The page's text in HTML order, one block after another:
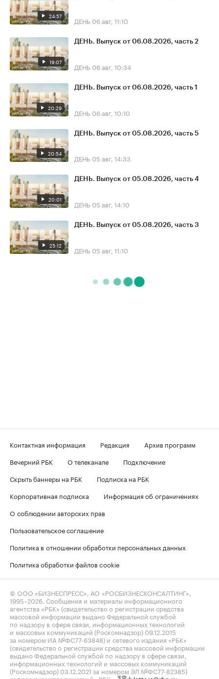
24:57 ДЕНЬ 06 авг, 11:10
19:07
ДЕНЬ. Выпуск от 06.08.2026, часть 2
ДЕНЬ 06 авг, 10:34
20:29
ДЕНЬ. Выпуск от 06.08.2026, часть 1
ДЕНЬ 06 авг, 10:10
20:54
ДЕНЬ. Выпуск от 05.08.2026, часть 5
ДЕНЬ 05 авг, 14:33
20:01
ДЕНЬ. Выпуск от 05.08.2026, часть 4
ДЕНЬ 05 авг, 14:10
25:12
ДЕНЬ. Выпуск от 05.08.2026, часть 3
ДЕНЬ 05 авг, 11:10
Контактная информация Редакция
Архив программ
Вечерний РБК
О телеканале
Подключение
Скрыть баннеры на РБК
Подписка на РБК
Корпоративная подписка
Информация об ограничениях
О соблюдении авторских прав
Пользовательское соглашение
Политика в отношении обработки персональных данных
Политика обработки файлов cookie
© ООО «БИЗНЕСПРЕСС», АО «РОСБИЗНЕСКОНСАЛТИНГ»,
1995–2026 . Сообщения и материалы информационного
агентства «РБК» (свидетельство о регистрации средства
массовой информации выдано Федеральной службой
по надзору в сфере связи, информационных технологий
и массовых коммуникаций (Роскомнадзор) 09.12.2015
за номером ИА №ФС77-63848) и сетевого издания «РБК»
(свидетельство о регистрации средства массовой информации
выдано Федеральной службой по надзору в сфере связи,
информационных технологий и массовых коммуникаций
(Роскомнадзор) 03.12.2021 за номером ЭЛ №ФС77-82385)